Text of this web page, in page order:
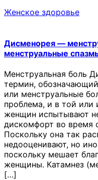
Женское здоровье
Дисменорея —
менструальные
Менструальная боль
термин,
или менструальные
проблема, и в той или
женщин испытывают
дискомфорт во время
Поскольку она так
недооценивают, но
поскольку мешает
женщины. Катамнез
[…]